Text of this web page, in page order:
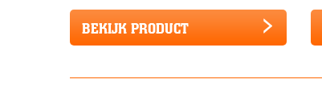
BEKIJK PRODUCT